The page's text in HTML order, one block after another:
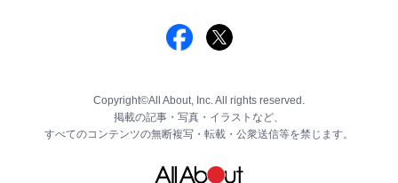
Copyright©All About, Inc. All rights reserved.
掲載の記事・写真・イラストなど、
すべてのコンテンツの無断複写・転載・公衆送信等を禁じます。